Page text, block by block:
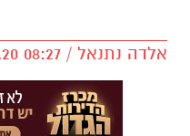
אלדה נתנאל / 08:27 23.03.20